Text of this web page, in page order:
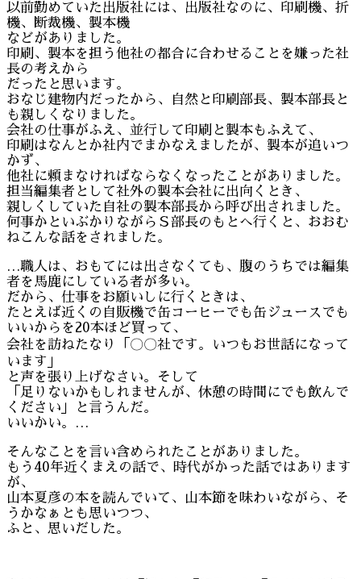
以前勤めていた出版社には、出版社なのに、印刷機、折
機、断裁機、製本機
などがありました。
印刷、製本を担う他社の都合に合わせることを嫌った社
長の考えから
だったと思います。
おなじ建物内だったから、自然と印刷部長、製本部長と
も親しくなりました。
会社の仕事がふえ、並行して印刷と製本もふえて、
印刷はなんとか社内でまかなえましたが、製本が追いつ
かず、
他社に頼まなければならなくなったことがありました。
担当編集者として社外の製本会社に出向くとき、
親しくしていた自社の製本部長から呼び出されました。
何事かといぶかりながらＳ部長のもとへ行くと、おおむ
ねこんな話をされました。
…職人は、おもてには出さなくても、腹のうちでは編集
者を馬鹿にしている者が多い。
だから、仕事をお願いしに行くときは、
たとえば近くの自販機で缶コーヒーでも缶ジュースでも
いいからを20本ほど買って、
会社を訪ねたなり「〇〇社です。いつもお世話になって
います」
と声を張り上げなさい。そして
「足りないかもしれませんが、休憩の時間にでも飲んで
ください」と言うんだ。
いいかい。…
そんなことを言い含められたことがありました。
もう40年近くまえの話で、時代がかった話ではあります
が、
山本夏彦の本を読んでいて、山本節を味わいながら、そ
うかなぁとも思いつつ、
ふと、思いだした。